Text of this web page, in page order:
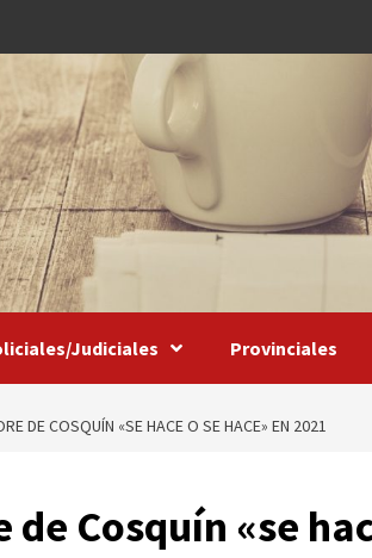
Judiciales Provinciales
DE COSQUÍN «SE HACE O SE HACE» EN 2021
Cosquín «se